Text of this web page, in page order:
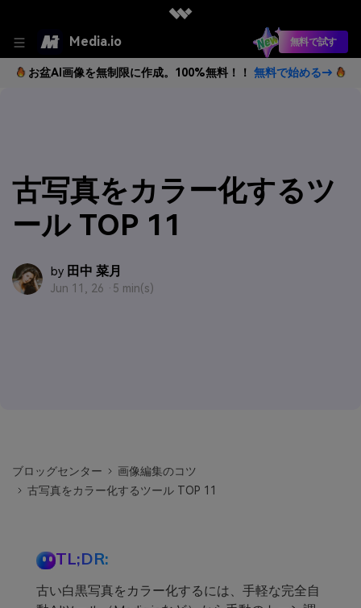
Media.io 無料で試す
お盆AI画像を無制限に作成。100%無料！！ 無料で始める→
古写真をカラー化するツ
ール TOP 11
by 田中 菜月
Jun 11, 26 · 5 min(s)
ブロッグセンター
画像編集のコツ
古写真をカラー化するツール TOP 11
TL;DR:
古い白黒写真をカラー化するには、手軽な完全自